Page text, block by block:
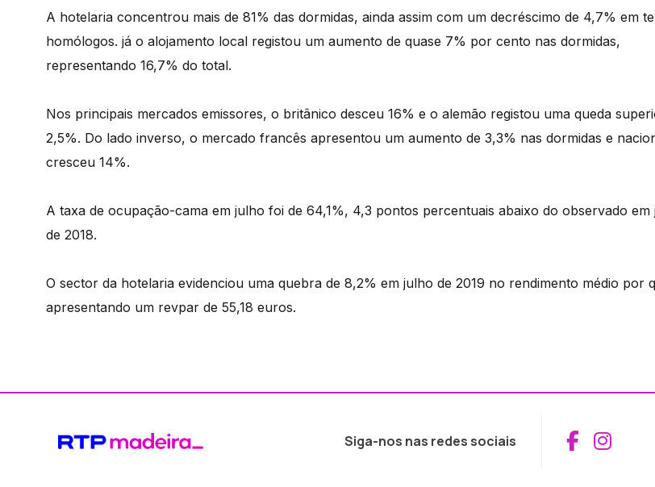
A hotelaria concentrou mais de 81% das dormidas, ainda assim com um decréscimo de 4,7% em
homólogos. já o alojamento local registou um aumento de quase 7% por cento nas dormidas,
representando 16,7% do total.
Nos principais mercados emissores, o britânico desceu 16% e o alemão registou uma queda
2,5%. Do lado inverso, o mercado francês apresentou um aumento de 3,3% nas dormidas e
cresceu 14%.
A taxa de ocupação-cama em julho foi de 64,1%, 4,3 pontos percentuais abaixo do observado em
de 2018.
O sector da hotelaria evidenciou uma quebra de 8,2% em julho de 2019 no rendimento médio por
apresentando um revpar de 55,18 euros.
Siga-nos nas redes sociais